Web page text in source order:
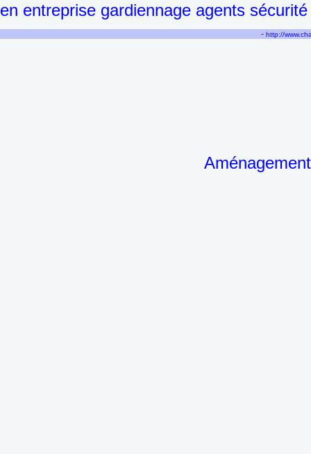
en entreprise gardiennage agents sécurité
-http://